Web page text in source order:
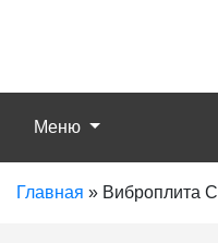
Меню
Главная » Виброплита